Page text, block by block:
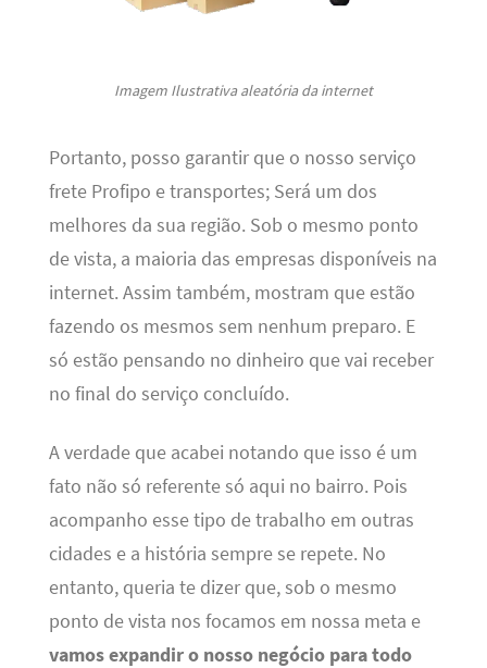
Imagem Ilustrativa aleatória da internet
Portanto, posso garantir que o nosso serviço
frete Profipo e transportes; Será um dos
melhores da sua região. Sob o mesmo ponto
de vista, a maioria das empresas disponíveis na
internet. Assim também, mostram que estão
fazendo os mesmos sem nenhum preparo. E
só estão pensando no dinheiro que vai receber
no final do serviço concluído.
A verdade que acabei notando que isso é um
fato não só referente só aqui no bairro. Pois
acompanho esse tipo de trabalho em outras
cidades e a história sempre se repete. No
entanto, queria te dizer que, sob o mesmo
ponto de vista nos focamos em nossa meta e
vamos expandir o nosso negócio para todo